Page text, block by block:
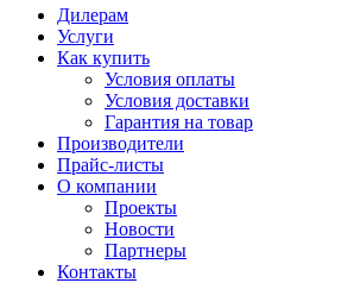
Дилерам
Услуги
Как купить
Условия оплаты
Условия доставки
Гарантия на товар
Производители
Прайс-листы
О компании
Проекты
Новости
Партнеры
Контакты